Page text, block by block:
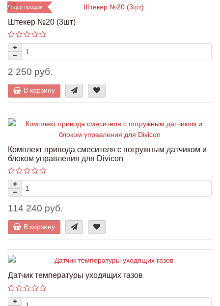
Лидер продаж!
Штекер №20 (3шт)
2 250 руб.
В корзину
Комплект привода смесителя с погружным датчиком и
блоком управления для Divicon
114 240 руб.
В корзину
Датчик температуры уходящих газов